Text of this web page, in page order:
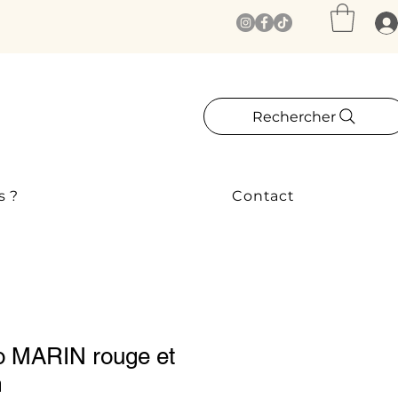
Rechercher
? Contact
MARIN rouge et